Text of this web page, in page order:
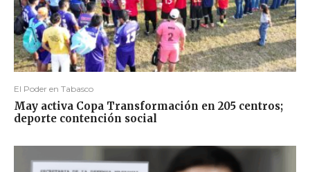
El Poder en Tabasco
May activa Copa Transformación en 205 centros;
deporte contención social